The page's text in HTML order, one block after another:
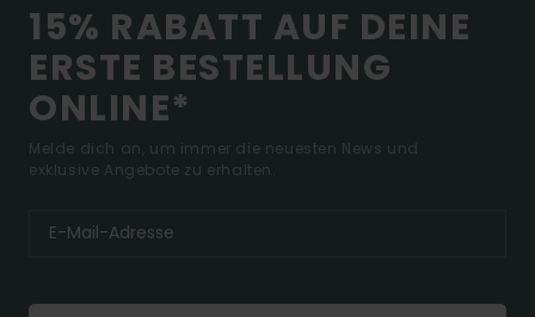
15% RABATT AUF DEINE
ERSTE BESTELLUNG
ONLINE*
Melde dich an, um immer die neuesten News und
exklusive Angebote zu erhalten.